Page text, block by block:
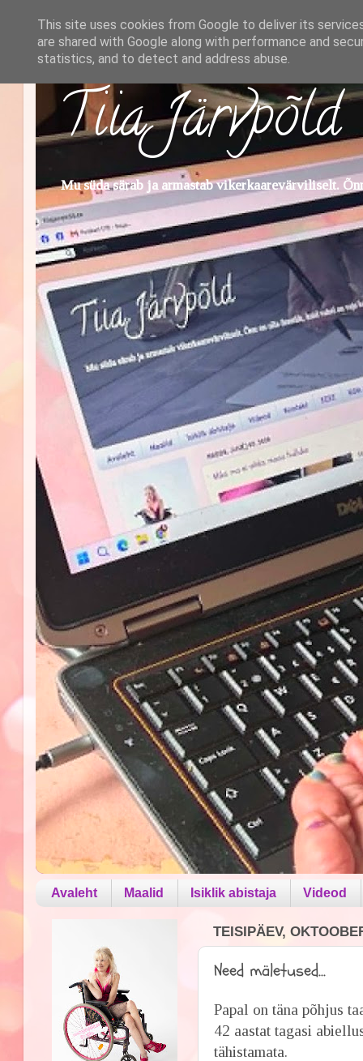
Tiia Järvpõld
Mu süda särab ja armastab vikerkaarevärviliselt.
Avaleht Maalid Isiklik abistaja Videod
TEISIPÄEV,
Need mäletused...
Papal on täna põhjus
42 aastat tagasi
tähistamata.
This site uses cookies from Google to deliver its
are shared with Google along with performance and
statistics, and to detect and address abuse.